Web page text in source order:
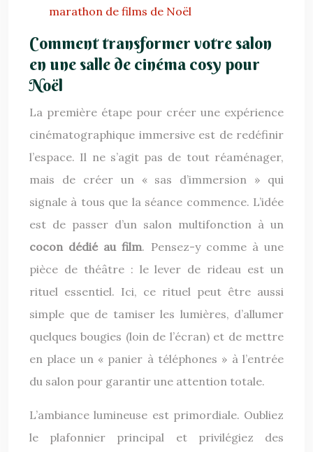
marathon de films de Noël
Comment transformer votre salon
en une salle de cinéma cosy pour
Noël
La première étape pour créer une expérience
cinématographique immersive est de redéfinir
l’espace. Il ne s’agit pas de tout réaménager,
mais de créer un « sas d’immersion » qui
signale à tous que la séance commence. L’idée
est de passer d’un salon multifonction à un
cocon dédié au film. Pensez-y comme à une
pièce de théâtre : le lever de rideau est un
rituel essentiel. Ici, ce rituel peut être aussi
simple que de tamiser les lumières, d’allumer
quelques bougies (loin de l’écran) et de mettre
en place un « panier à téléphones » à l’entrée
du salon pour garantir une attention totale.
L’ambiance lumineuse est primordiale. Oubliez
le plafonnier principal et privilégiez des